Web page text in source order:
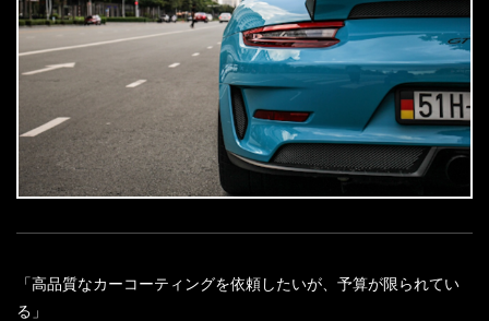
「高品質なカーコーティングを依頼したいが、予算が限られてい
る」